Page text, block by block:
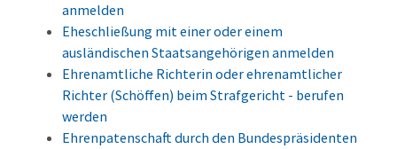
anmelden
Eheschließung mit einer oder einem
ausländischen Staatsangehörigen anmelden
Ehrenamtliche Richterin oder ehrenamtlicher
Richter (Schöffen) beim Strafgericht - berufen
werden
Ehrenpatenschaft durch den Bundespräsidenten